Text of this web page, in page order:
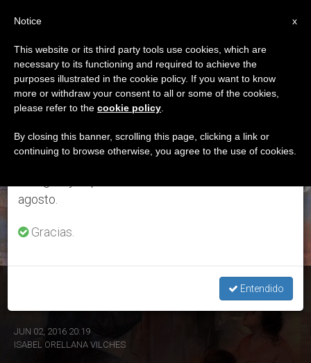
DÍA
Junio 2nd, 2016
ÚLTIMAS NOTICIAS
JUN 02, 2016 20:19
ISABEL ORELLANA VILCHES
×
Aviso importante
Del 27 de julio al 7 de agosto haremos la pausa
anual, aprovechando que en el periodo de verano
se generan menos informaciones y también el
agosto.
Gracias.
Entendido
x
Notice
This website or its third party tools use cookies, which are
necessary to its functioning and required to achieve the
purposes illustrated in the cookie policy. If you want to know
more or withdraw your consent to all or some of the cookies,
please refer to the cookie policy
By closing this banner, scrolling this page, clicking a link or
continuing to browse otherwise, you agree to the use of cookies.